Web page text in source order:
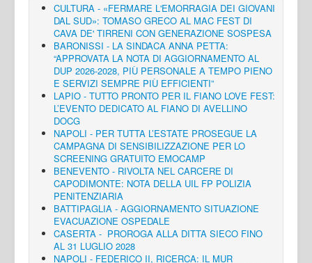
CULTURA - «FERMARE L'EMORRAGIA DEI GIOVANI
DAL SUD»: TOMASO GRECO AL MAC FEST DI
CAVA DE' TIRRENI CON GENERAZIONE SOSPESA
BARONISSI - LA SINDACA ANNA PETTA:
“APPROVATA LA NOTA DI AGGIORNAMENTO AL
DUP 2026-2028, PIÙ PERSONALE A TEMPO PIENO
E SERVIZI SEMPRE PIÙ EFFICIENTI”
LAPIO - TUTTO PRONTO PER IL FIANO LOVE FEST:
L’EVENTO DEDICATO AL FIANO DI AVELLINO
DOCG
NAPOLI - PER TUTTA L’ESTATE PROSEGUE LA
CAMPAGNA DI SENSIBILIZZAZIONE PER LO
SCREENING GRATUITO EMOCAMP
BENEVENTO - RIVOLTA NEL CARCERE DI
CAPODIMONTE: NOTA DELLA UIL FP POLIZIA
PENITENZIARIA
BATTIPAGLIA - AGGIORNAMENTO SITUAZIONE
EVACUAZIONE OSPEDALE
CASERTA - PROROGA ALLA DITTA SIECO FINO
AL 31 LUGLIO 2028
NAPOLI - FEDERICO II, RICERCA: IL MUR